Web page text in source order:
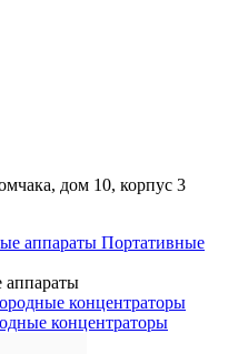
дом 10, корпус 3
Портативные
аппараты
концентраторы